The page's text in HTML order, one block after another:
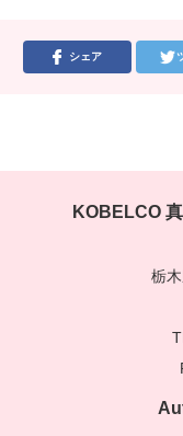
シェア
KOBELCO
栃